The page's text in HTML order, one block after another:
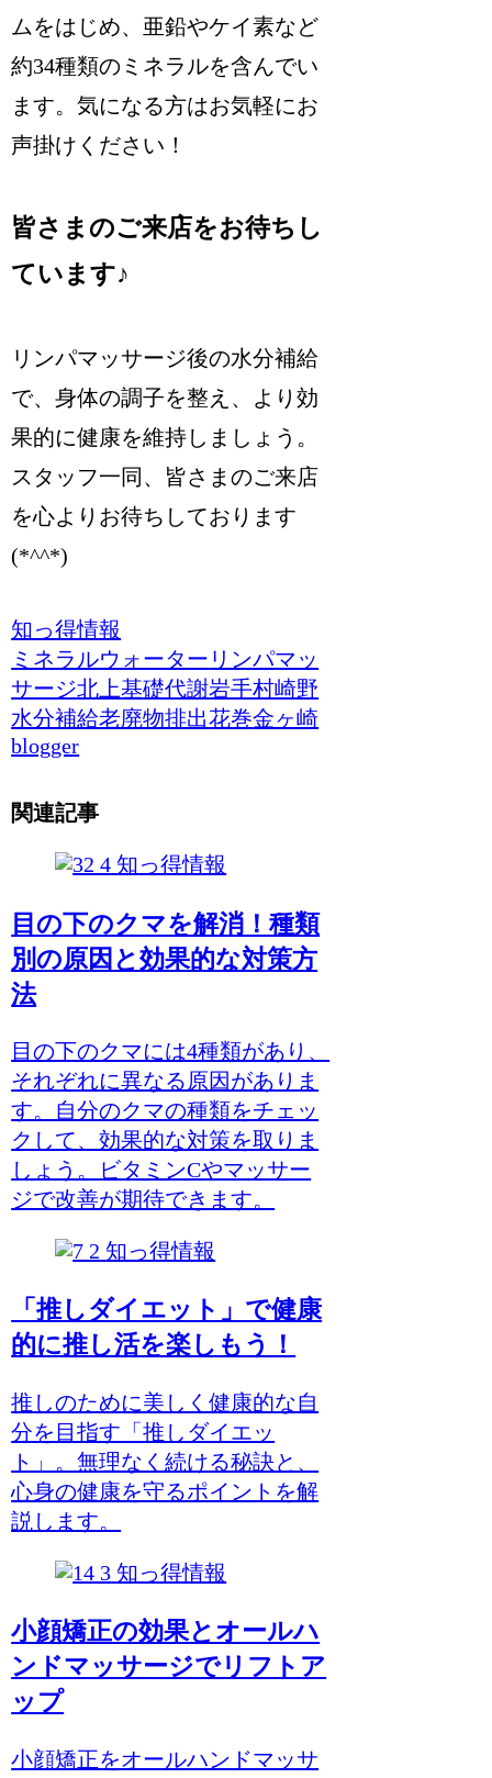
ムをはじめ、亜鉛やケイ素など
約34種類のミネラルを含んでい
ます。気になる方はお気軽にお
声掛けください！
皆さまのご来店をお待ちし
ています♪
リンパマッサージ後の水分補給
で、身体の調子を整え、より効
果的に健康を維持しましょう。
スタッフ一同、皆さまのご来店
を心よりお待ちしております
(*^^*)
知っ得情報
ミネラルウォーター リンパマッ
サージ北上基礎代謝岩手村崎野
水分補給老廃物排出花巻金ヶ崎
blogger
関連記事
知っ得情報
目の下のクマを解消！種類
別の原因と効果的な対策方
法
目の下のクマには4種類があり、
それぞれに異なる原因がありま
す。自分のクマの種類をチェッ
クして、効果的な対策を取りま
しょう。ビタミンCやマッサー
ジで改善が期待できます。
知っ得情報
「推しダイエット」で健康
的に推し活を楽しもう！
推しのために美しく健康的な自
分を目指す「推しダイエッ
ト」。無理なく続ける秘訣と、
心身の健康を守るポイントを解
説します。
知っ得情報
小顔矯正の効果とオールハ
ンドマッサージでリフトア
ップ
小顔矯正をオールハンドマッサ